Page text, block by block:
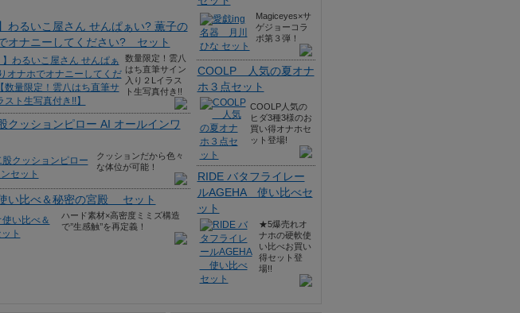
わるいこ屋さん せんぱぁい? 薫子の
オナニーしてください? セット
数量限定！雲八
はち直筆サイン
入り２Lイラス
ト生写真付き!!
クッションピロー AI オールインワ
クッションだから色々
な体位が可能！
い比べ＆秘密の宮殿 セット
ハード素材×高密度ミミズ構造
で’’生感触’’を再定義！
Magiceyes×サ
ゲジョーコラ
ボ第３弾！
COOLP 人気の夏オナ
ホ３点セット
COOLP人気の
ヒダ3種3様のお
買い得オナホセ
ット登場!
RIDE バタフライレー
ルAGEHA 使い比べセ
ット
★5爆売れオ
ナホの硬軟使
い比べお買い
得セット登
場!!